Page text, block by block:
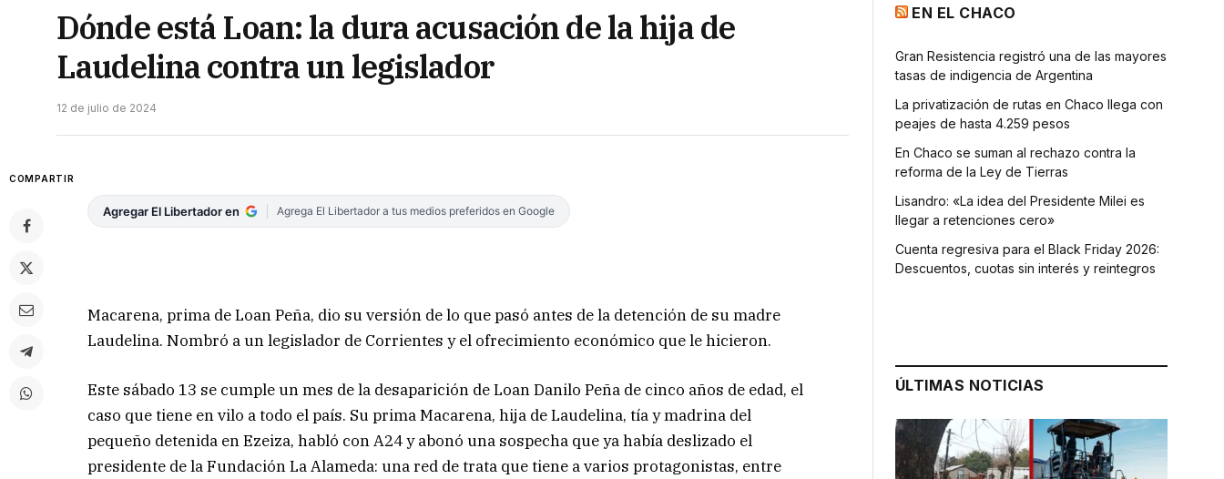
Dónde está Loan: la dura acusación de la hija de
Laudelina contra un legislador
12 de julio de 2024
COMPARTIR
Agregar El Libertador en Agrega El Libertador a tus medios preferidos en Google
Macarena, prima de Loan Peña, dio su versión de lo que pasó antes de la detención de su madre
Laudelina. Nombró a un legislador de Corrientes y el ofrecimiento económico que le hicieron.
Este sábado 13 se cumple un mes de la desaparición de Loan Danilo Peña de cinco años de edad, el
caso que tiene en vilo a todo el país. Su prima Macarena, hija de Laudelina, tía y madrina del
pequeño detenida en Ezeiza, habló con A24 y abonó una sospecha que ya había deslizado el
presidente de la Fundación La Alameda: una red de trata que tiene a varios protagonistas, entre
EN EL CHACO
Gran Resistencia registró una de las mayores
tasas de indigencia de Argentina
La privatización de rutas en Chaco llega con
peajes de hasta 4.259 pesos
En Chaco se suman al rechazo contra la
reforma de la Ley de Tierras
Lisandro: «La idea del Presidente Milei es
llegar a retenciones cero»
Cuenta regresiva para el Black Friday 2026:
Descuentos, cuotas sin interés y reintegros
ÚLTIMAS NOTICIAS